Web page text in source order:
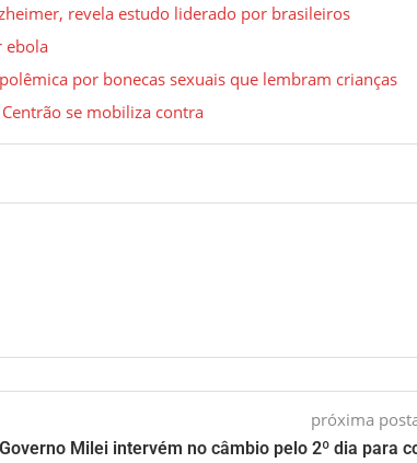
revela estudo liderado por brasileiros
ebola
por bonecas sexuais que lembram crianças
se mobiliza contra
próxima
Governo Milei intervém no câmbio pelo 2º dia para